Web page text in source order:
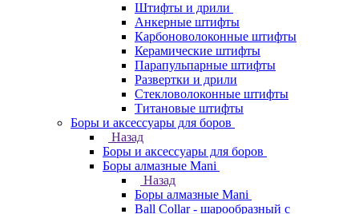
Штифты и дрили
Анкерные штифты
Карбоноволоконные штифты
Керамические штифты
Парапульпарные штифты
Развертки и дрили
Стекловолоконные штифты
Титановые штифты
Боры и аксессуары для боров
Назад
Боры и аксессуары для боров
Боры алмазные Mani
Назад
Боры алмазные Mani
Ball Collar - шарообразный c